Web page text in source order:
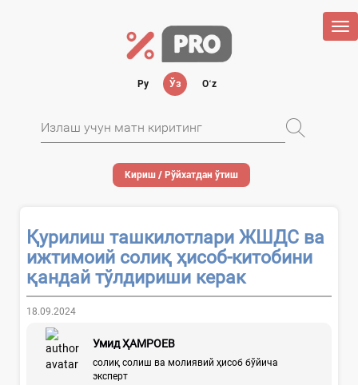
Ру Ўз Oʻz
Кириш / Рўйхатдан ўтиш
Қурилиш ташкилотлари ЖШДС ва
ижтимоий солиқ ҳисоб-китобини
қандай тўлдириши керак
18.09.2024
Умид ҲАМРОЕВ
солиқ солиш ва молиявий ҳисоб бўйича
эксперт